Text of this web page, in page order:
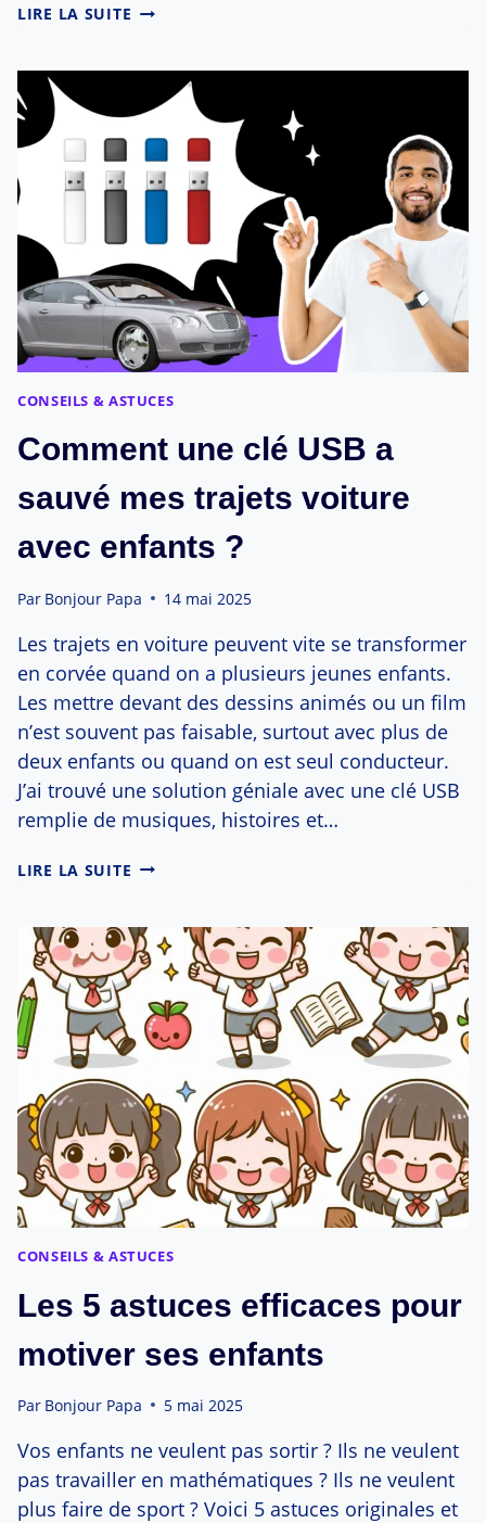
LIRE LA SUITE COMMENT
PUBS
SUR
LES
JEUX
MOBILES
SUR
CONSEILS & ASTUCES
Comment une clé USB a
sauvé mes trajets voiture
avec enfants ?
Par Bonjour Papa 14 mai 2025
Les trajets en voiture peuvent vite se transformer
en corvée quand on a plusieurs jeunes enfants.
Les mettre devant des dessins animés ou un film
n’est souvent pas faisable, surtout avec plus de
deux enfants ou quand on est seul conducteur.
J’ai trouvé une solution géniale avec une clé USB
remplie de musiques, histoires et…
LIRE LA SUITE COMMENT
USB
A
SAUVÉ
MES
TRAJETS
VOITURE
AVEC
ENFANTS
CONSEILS & ASTUCES
Les 5 astuces efficaces pour
motiver ses enfants
Par Bonjour Papa 5 mai 2025
Vos enfants ne veulent pas sortir ? Ils ne veulent
pas travailler en mathématiques ? Ils ne veulent
plus faire de sport ? Voici 5 astuces originales et